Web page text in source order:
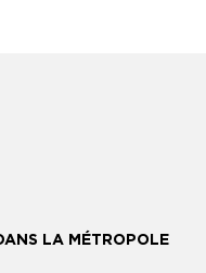
LA MÉTROPOLE